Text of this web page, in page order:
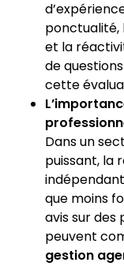
ponctualité,
et la
de
cette
Dans un
puissant, la
que moins
avis sur
peuvent
gestion